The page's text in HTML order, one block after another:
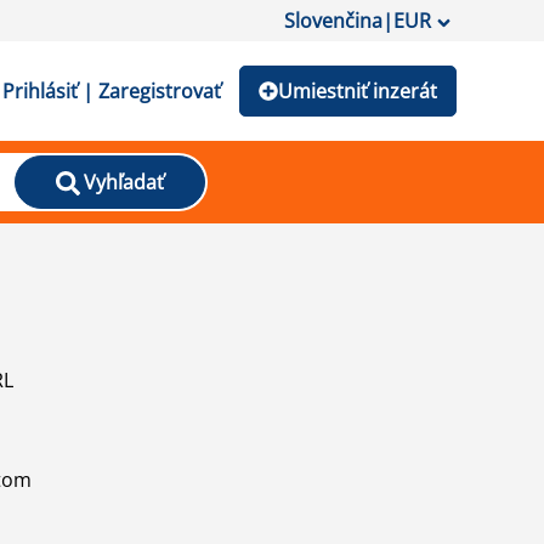
Slovenčina|EUR
Prihlásiť | Zaregistrovať Umiestniť inzerát
Vyhľadať